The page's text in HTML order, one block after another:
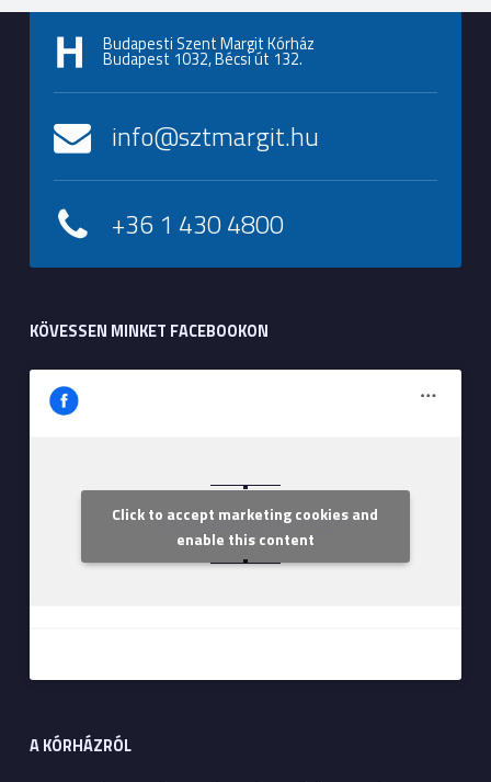
Budapesti Szent Margit Kórház
Budapest 1032, Bécsi út 132.
info@sztmargit.hu
+36 1 430 4800
KÖVESSEN MINKET FACEBOOKON
Szent Margit Kórház
Click to accept marketing cookies and
enable this content
A KÓRHÁZRÓL